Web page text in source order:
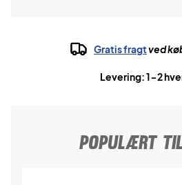
Gratis fragtved
Levering: 1-2
POPULÆRT